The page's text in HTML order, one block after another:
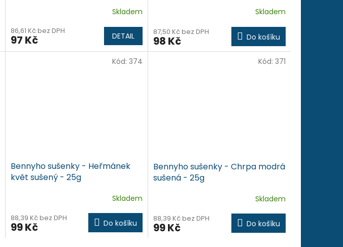
Skladem
86,61 Kč bez DPH
97 Kč DETAIL
Skladem
87,50 Kč bez DPH
98 Kč Do košíku
Bennyho sušenky - Heřmánek
květ sušený - 25g
Skladem
88,39 Kč bez DPH
99 Kč Do košíku
Kód: 374
Bennyho sušenky - Chrpa modrá
sušená - 25g
Skladem
88,39 Kč bez DPH
99 Kč Do košíku
Kód: 371